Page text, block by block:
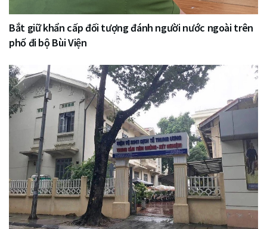
Bắt giữ khẩn cấp đối tượng đánh người nước ngoài trên
phố đi bộ Bùi Viện